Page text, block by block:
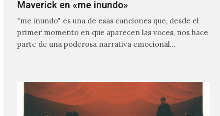
Maverick en «me inundo»
"me inundo" es una de esas canciones que, desde el
primer momento en que aparecen las voces, nos hace
parte de una poderosa narrativa emocional…